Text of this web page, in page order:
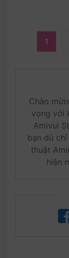
1
Chào
vọng với
Amivui
bạn dù
thuật
hiện